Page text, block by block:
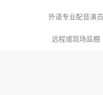
外语专业配音演员
远程或现场监棚